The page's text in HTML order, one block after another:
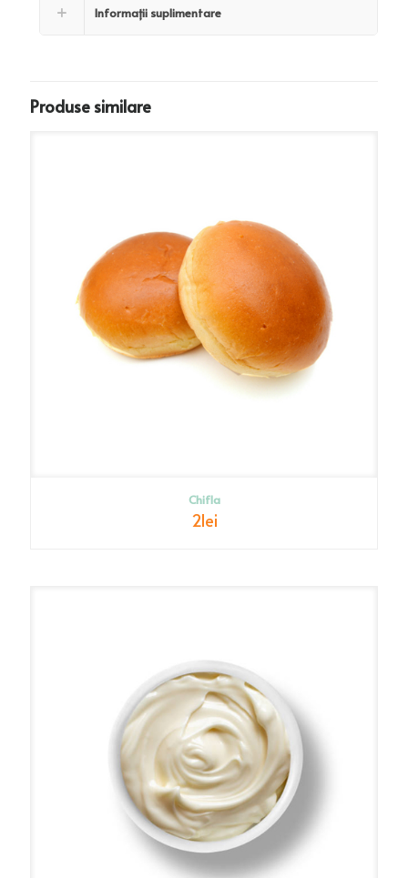
Informații suplimentare
Produse similare
Chifla
2lei